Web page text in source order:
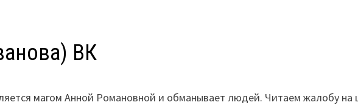
ВК
магом Анной Романовной и обманывает людей. Читаем жалобу на